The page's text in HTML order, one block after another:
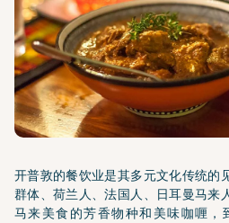
开普敦的餐饮业是其多元文化传统的
群体、荷兰人、法国人、日耳曼马来
马来美食的芳香物种和美味咖喱，